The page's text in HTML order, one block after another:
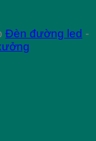
Đèn đường led -